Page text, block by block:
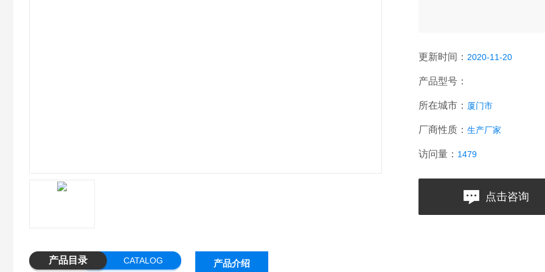
更新时间： 2020-11-20
产品型号：
所在城市： 厦门市
厂商性质： 生产厂家
访问量： 1479
点击咨询
产品目录 CATALOG 产品介绍